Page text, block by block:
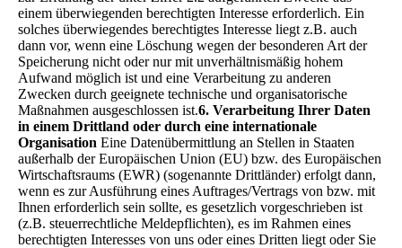
einem überwiegenden berechtigten Interesse erforderlich. Ein
solches überwiegendes berechtigtes Interesse liegt z.B. auch
dann vor, wenn eine Löschung wegen der besonderen Art der
Speicherung nicht oder nur mit unverhältnismäßig hohem
Aufwand möglich ist und eine Verarbeitung zu anderen
Zwecken durch geeignete technische und organisatorische
Maßnahmen ausgeschlossen ist.6. Verarbeitung Ihrer Daten
in einem Drittland oder durch eine internationale
Organisation Eine Datenübermittlung an Stellen in Staaten
außerhalb der Europäischen Union (EU) bzw. des Europäischen
Wirtschaftsraums (EWR) (sogenannte Drittländer) erfolgt dann,
wenn es zur Ausführung eines Auftrages/Vertrags von bzw. mit
Ihnen erforderlich sein sollte, es gesetzlich vorgeschrieben ist
(z.B. steuerrechtliche Meldepflichten), es im Rahmen eines
berechtigten Interesses von uns oder eines Dritten liegt oder Sie